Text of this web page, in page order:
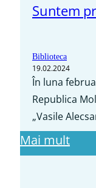
Suntem
Biblioteca
19.02.2024
În luna
Republica
„Vasile
Mai mult